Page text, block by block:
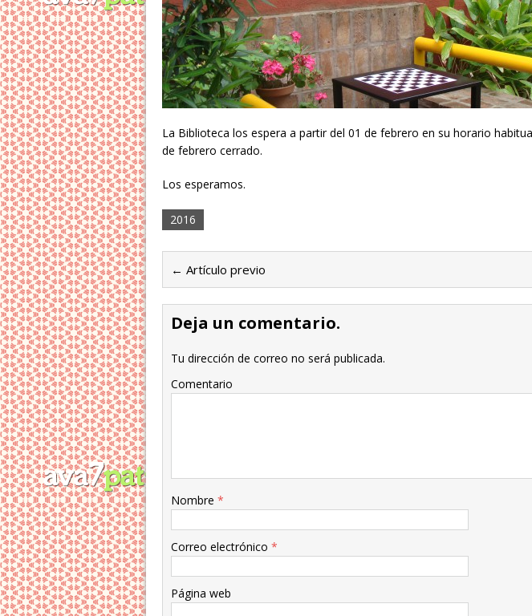
La Biblioteca los espera a partir del 01 de febrero en su horario
de febrero cerrado.
Los esperamos.
2016
← Artículo previo
Deja un comentario.
Tu dirección de correo no será publicada.
Comentario
Nombre *
Correo electrónico *
Página web